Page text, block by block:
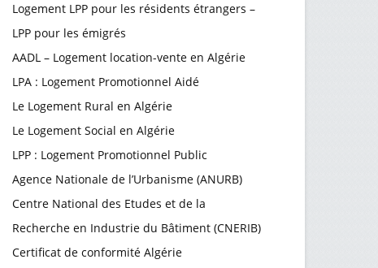
Logement LPP pour les résidents étrangers –
LPP pour les émigrés
AADL – Logement location-vente en Algérie
LPA : Logement Promotionnel Aidé
Le Logement Rural en Algérie
Le Logement Social en Algérie
LPP : Logement Promotionnel Public
Agence Nationale de l’Urbanisme (ANURB)
Centre National des Etudes et de la
Recherche en Industrie du Bâtiment (CNERIB)
Certificat de conformité Algérie